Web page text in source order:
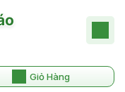
Giỏ Hàng